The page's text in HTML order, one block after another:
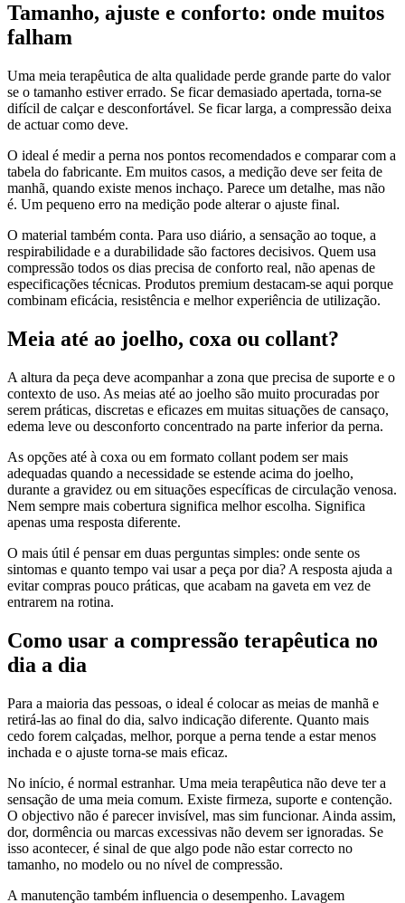
Tamanho, ajuste e conforto: onde muitos
falham
Uma meia terapêutica de alta qualidade perde grande parte do valor
se o tamanho estiver errado. Se ficar demasiado apertada, torna-se
difícil de calçar e desconfortável. Se ficar larga, a compressão deixa
de actuar como deve.
O ideal é medir a perna nos pontos recomendados e comparar com a
tabela do fabricante. Em muitos casos, a medição deve ser feita de
manhã, quando existe menos inchaço. Parece um detalhe, mas não
é. Um pequeno erro na medição pode alterar o ajuste final.
O material também conta. Para uso diário, a sensação ao toque, a
respirabilidade e a durabilidade são factores decisivos. Quem usa
compressão todos os dias precisa de conforto real, não apenas de
especificações técnicas. Produtos premium destacam-se aqui porque
combinam eficácia, resistência e melhor experiência de utilização.
Meia até ao joelho, coxa ou collant?
A altura da peça deve acompanhar a zona que precisa de suporte e o
contexto de uso. As meias até ao joelho são muito procuradas por
serem práticas, discretas e eficazes em muitas situações de cansaço,
edema leve ou desconforto concentrado na parte inferior da perna.
As opções até à coxa ou em formato collant podem ser mais
adequadas quando a necessidade se estende acima do joelho,
durante a gravidez ou em situações específicas de circulação venosa.
Nem sempre mais cobertura significa melhor escolha. Significa
apenas uma resposta diferente.
O mais útil é pensar em duas perguntas simples: onde sente os
sintomas e quanto tempo vai usar a peça por dia? A resposta ajuda a
evitar compras pouco práticas, que acabam na gaveta em vez de
entrarem na rotina.
Como usar a compressão terapêutica no
dia a dia
Para a maioria das pessoas, o ideal é colocar as meias de manhã e
retirá-las ao final do dia, salvo indicação diferente. Quanto mais
cedo forem calçadas, melhor, porque a perna tende a estar menos
inchada e o ajuste torna-se mais eficaz.
No início, é normal estranhar. Uma meia terapêutica não deve ter a
sensação de uma meia comum. Existe firmeza, suporte e contenção.
O objectivo não é parecer invisível, mas sim funcionar. Ainda assim,
dor, dormência ou marcas excessivas não devem ser ignoradas. Se
isso acontecer, é sinal de que algo pode não estar correcto no
tamanho, no modelo ou no nível de compressão.
A manutenção também influencia o desempenho. Lavagem